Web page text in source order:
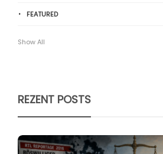
FEATURED
Show All
REZENT POSTS